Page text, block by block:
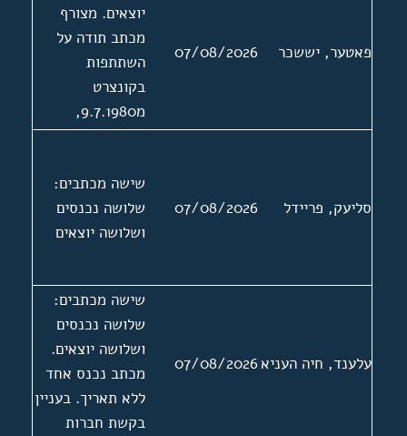
פאטער, יששכר 07/08/2026
יוצאים. מצורף
מכתב תודה על
השתתפות
בקונצרט
מ9.7.1980,
החתום בשמו של
לא ידוע בשם "די
געזעלשאפט פאר
יידישער מוזיק
יידישער
שרייבערס און
זשורנאליסטן אין
ישראל".
סליעק, פריידל 07/08/2026
שישה מכתבים:
שלושה נכנסים
ושלושה יוצאים
עלענד, חיה העניא 07/08/2026
שישה מכתבים:
שלושה נכנסים
ושלושה יוצאים.
מכתב נכנס אחד
ללא תאריך. בעניין
בקשת חברות